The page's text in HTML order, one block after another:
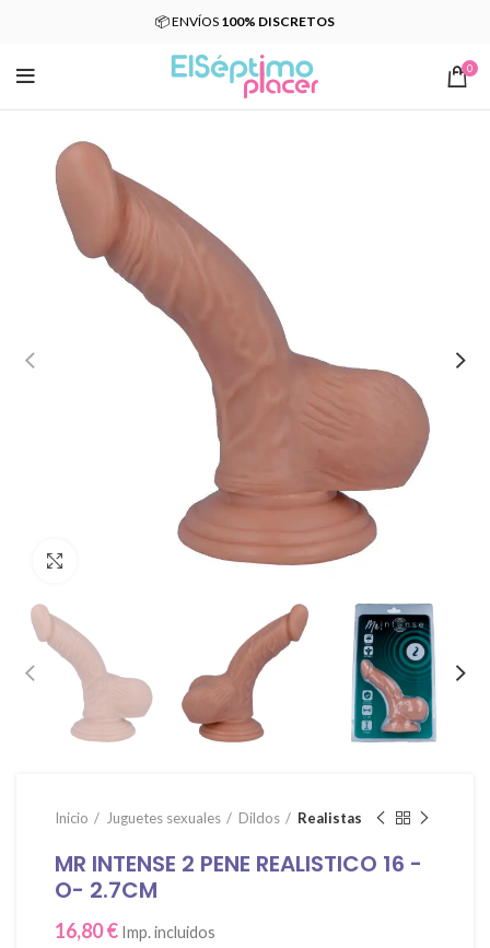
📦 ENVÍOS 100% DISCRETOS
0
Click para agrandar
Inicio Juguetes sexuales Dildos Realistas
MR INTENSE 2 PENE REALISTICO 16 -
O- 2.7CM
16,80€ Imp. incluidos